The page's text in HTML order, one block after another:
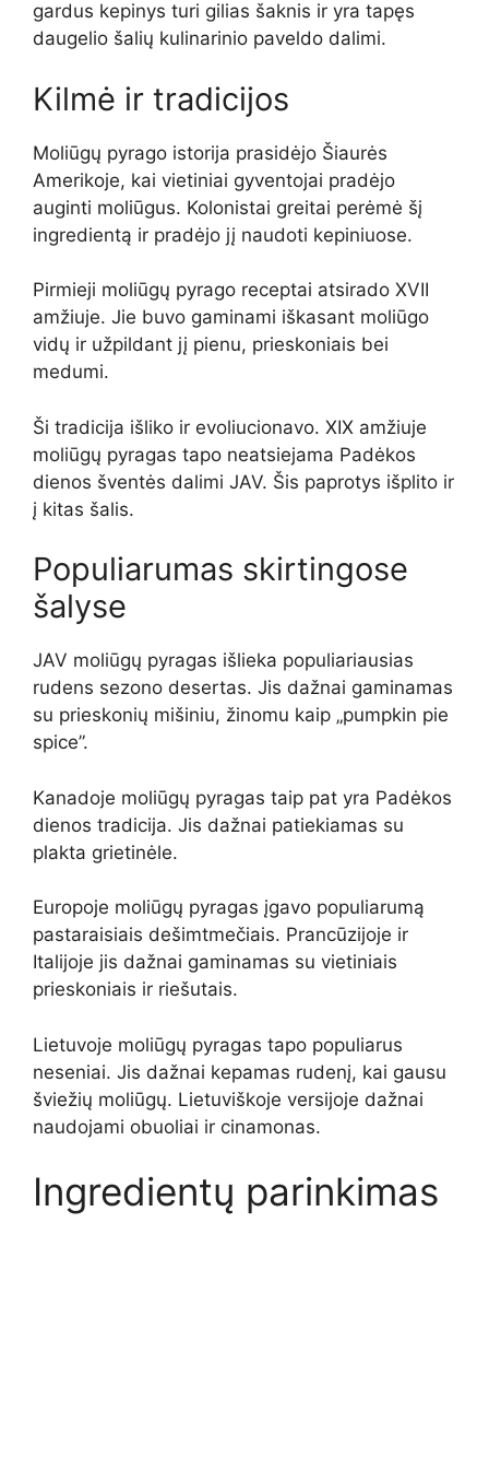
gardus kepinys turi gilias šaknis ir yra tapęs
daugelio šalių kulinarinio paveldo dalimi.
Kilmė ir tradicijos
Moliūgų pyrago istorija prasidėjo Šiaurės
Amerikoje, kai vietiniai gyventojai pradėjo
auginti moliūgus. Kolonistai greitai perėmė šį
ingredientą ir pradėjo jį naudoti kepiniuose.
Pirmieji moliūgų pyrago receptai atsirado XVII
amžiuje. Jie buvo gaminami iškasant moliūgo
vidų ir užpildant jį pienu, prieskoniais bei
medumi.
Ši tradicija išliko ir evoliucionavo. XIX amžiuje
moliūgų pyragas tapo neatsiejama Padėkos
dienos šventės dalimi JAV. Šis paprotys išplito ir
į kitas šalis.
Populiarumas skirtingose
šalyse
JAV moliūgų pyragas išlieka populiariausias
rudens sezono desertas. Jis dažnai gaminamas
su prieskonių mišiniu, žinomu kaip „pumpkin pie
spice”.
Kanadoje moliūgų pyragas taip pat yra Padėkos
dienos tradicija. Jis dažnai patiekiamas su
plakta grietinėle.
Europoje moliūgų pyragas įgavo populiarumą
pastaraisiais dešimtmečiais. Prancūzijoje ir
Italijoje jis dažnai gaminamas su vietiniais
prieskoniais ir riešutais.
Lietuvoje moliūgų pyragas tapo populiarus
neseniai. Jis dažnai kepamas rudenį, kai gausu
šviežių moliūgų. Lietuviškoje versijoje dažnai
naudojami obuoliai ir cinamonas.
Ingredientų parinkimas